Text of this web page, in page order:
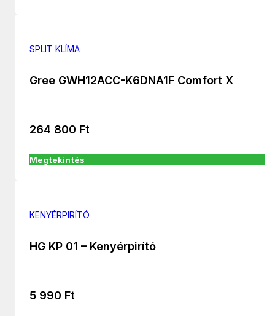
SPLIT KLÍMA
Gree GWH12ACC-K6DNA1F Comfort X
264 800 Ft
Megtekintés
KENYÉRPIRÍTÓ
HG KP 01 – Kenyérpirító
5 990 Ft